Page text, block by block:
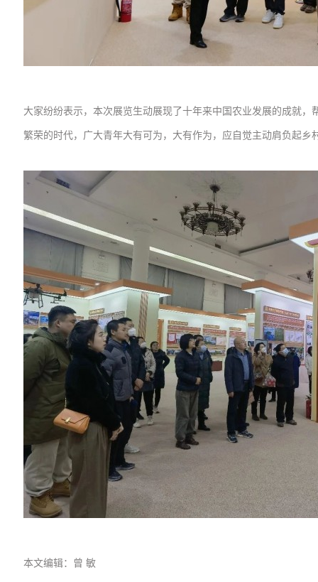
大家纷纷表示， 本次展览生动展现了十年来中国农业发展的成就，
繁荣的时代，广大青年大有可为，大有作为，应自觉主动肩负起
本文编辑： 曾 敏